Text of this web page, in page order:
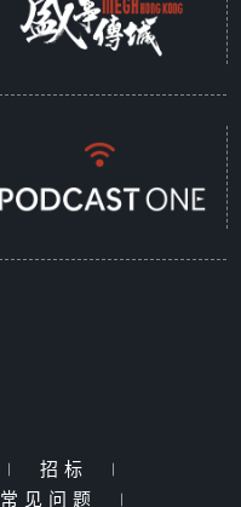
| 招标
|
常见问题 |